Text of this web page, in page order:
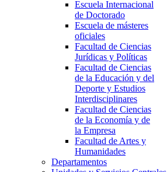
Escuela Internacional
de Doctorado
Escuela de másteres
oficiales
Facultad de Ciencias
Jurídicas y Políticas
Facultad de Ciencias
de la Educación y del
Deporte y Estudios
Interdisciplinares
Facultad de Ciencias
de la Economía y de
la Empresa
Facultad de Artes y
Humanidades
Departamentos